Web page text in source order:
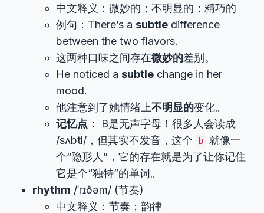
中文释义：微妙的；不明显的；精巧的
例句：There’s a subtle difference
between the two flavors.
这两种口味之间存在微妙的差别。
He noticed a subtle change in her
mood.
他注意到了她情绪上不明显的变化。
记忆点：
B是无声字母！很多人会读成
/sʌbtl/，但其实不发音，这个 b 就像一
个“隐形人”，它的存在就是为了让你记住
它是个“独特”的单词。
rhythm /ˈrɪðəm/ (节奏)
中文释义：节奏；韵律